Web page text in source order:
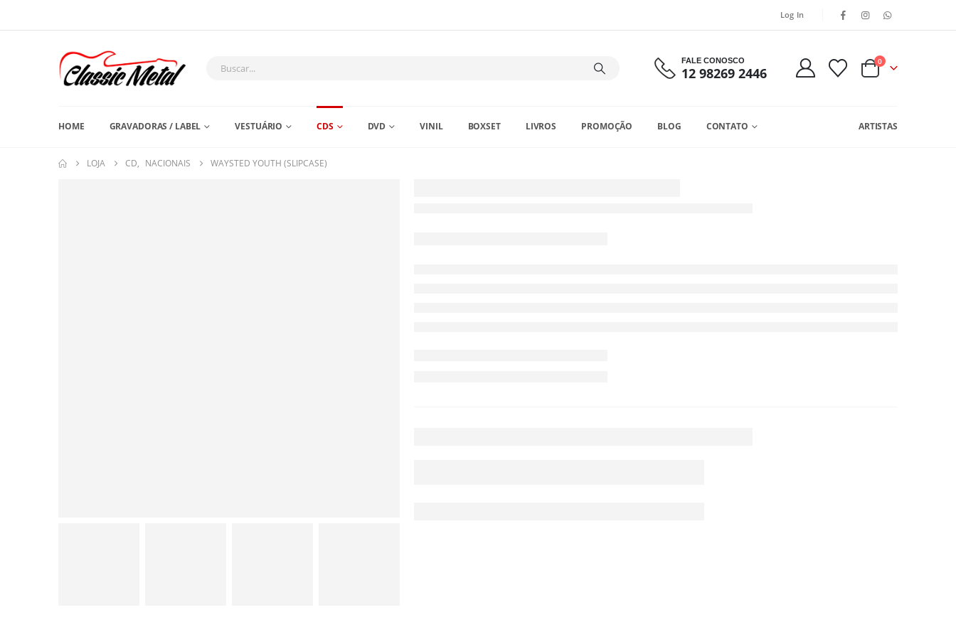
Log In
FALE CONOSCO
12 98269 2446
0
HOME GRAVADORAS / LABEL VESTUÁRIO CDS DVD VINIL BOXSET LIVROS PROMOÇÃO BLOG CONTATO ARTISTAS
LOJA CD, NACIONAIS WAYSTED YOUTH (SLIPCASE)